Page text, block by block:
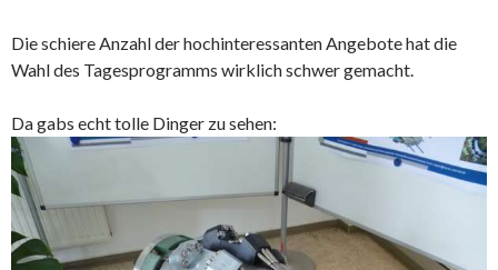
Die schiere Anzahl der hochinteressanten Angebote hat die
Wahl des Tagesprogramms wirklich schwer gemacht.
Da gabs echt tolle Dinger zu sehen: